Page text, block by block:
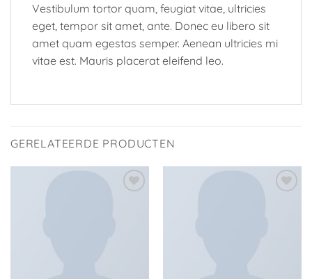
Vestibulum tortor quam, feugiat vitae, ultricies
eget, tempor sit amet, ante. Donec eu libero sit
amet quam egestas semper. Aenean ultricies mi
vitae est. Mauris placerat eleifend leo.
GERELATEERDE PRODUCTEN